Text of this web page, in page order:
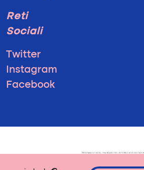
Reti
Sociali
Twitter
Instagram
Facebook